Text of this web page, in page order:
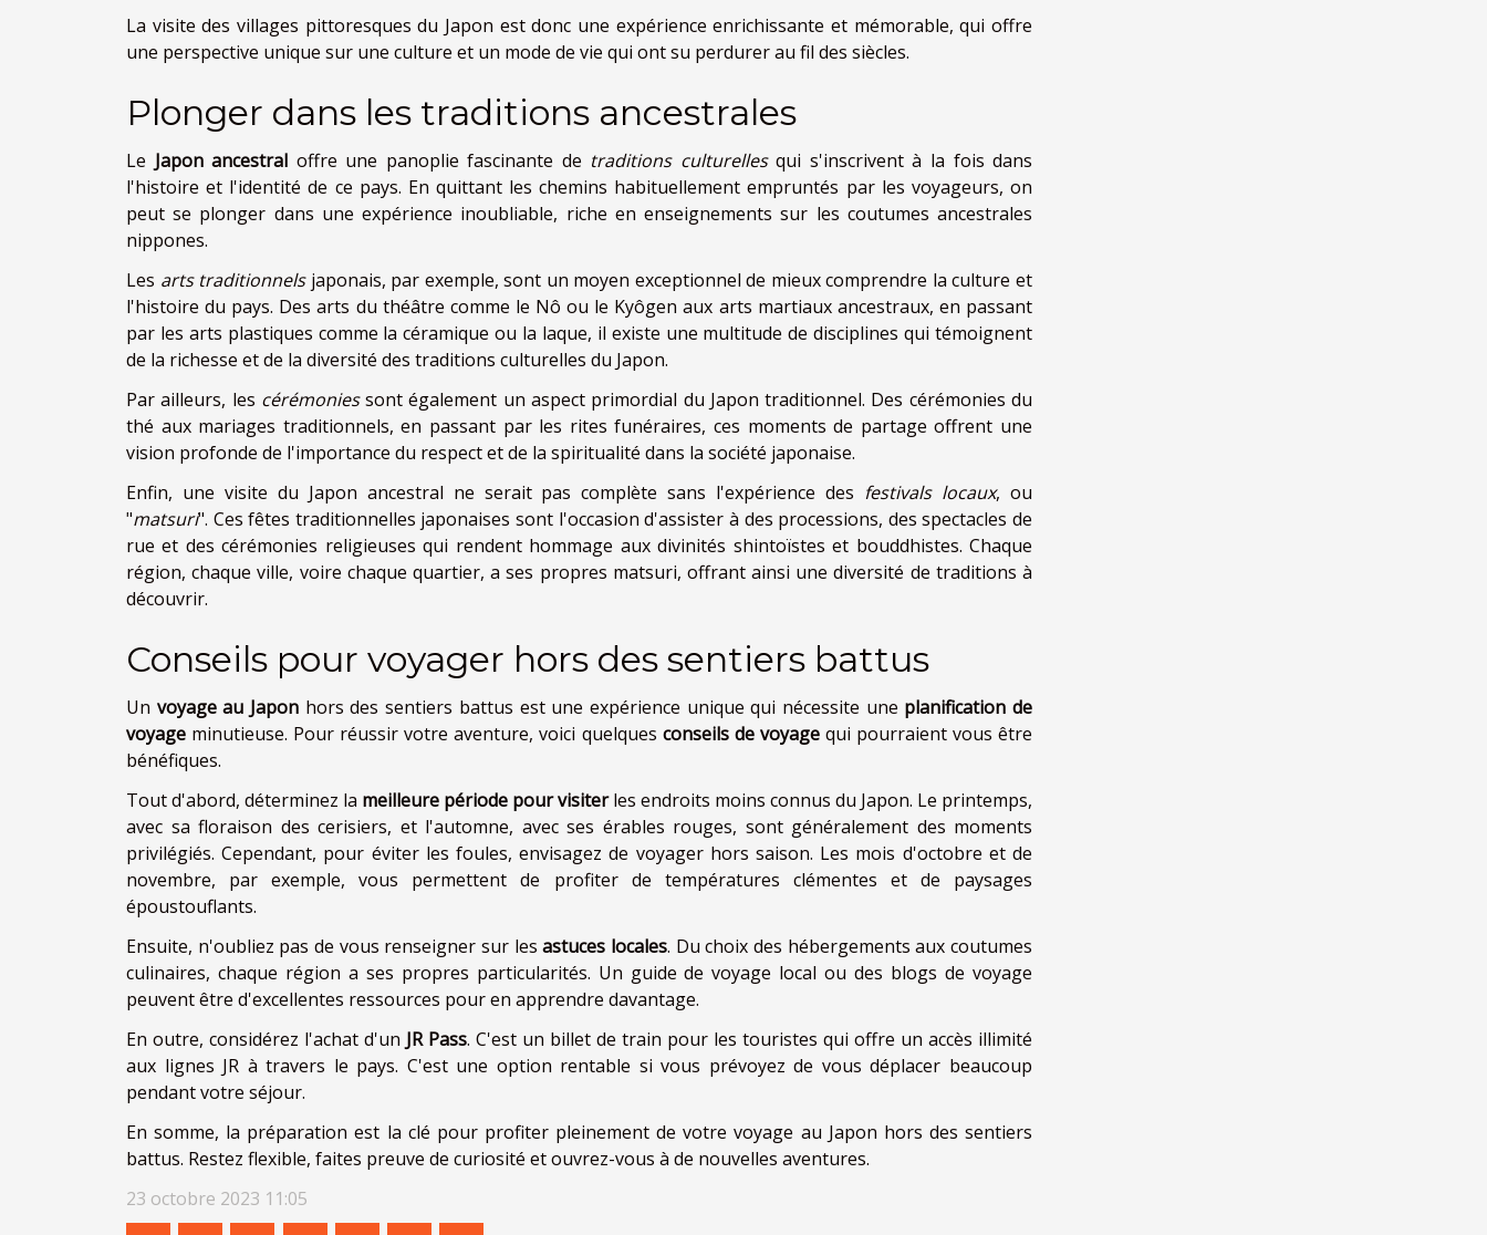
La visite des villages pittoresques du Japon est donc une expérience enrichissante et mémorable, qui offre
une perspective unique sur une culture et un mode de vie qui ont su perdurer au fil des siècles.
Plonger dans les traditions ancestrales
Le Japon ancestral offre une panoplie fascinante de traditions culturellesqui s'inscrivent à la fois dans
l'histoire et l'identité de ce pays. En quittant les chemins habituellement empruntés par les voyageurs, on
peut se plonger dans une expérience inoubliable, riche en enseignements sur les coutumes ancestrales
nippones.
Les arts traditionnelsjaponais, par exemple, sont un moyen exceptionnel de mieux comprendre la culture et
l'histoire du pays. Des arts du théâtre comme le Nô ou le Kyôgen aux arts martiaux ancestraux, en passant
par les arts plastiques comme la céramique ou la laque, il existe une multitude de disciplines qui témoignent
de la richesse et de la diversité des traditions culturelles du Japon.
Par ailleurs, les cérémoniessont également un aspect primordial du Japon traditionnel. Des cérémonies du
thé aux mariages traditionnels, en passant par les rites funéraires, ces moments de partage offrent une
vision profonde de l'importance du respect et de la spiritualité dans la société japonaise.
Enfin, une visite du Japon ancestral ne serait pas complète sans l'expérience des festivals locaux, ou
"matsuri". Ces fêtes traditionnelles japonaises sont l'occasion d'assister à des processions, des spectacles de
rue et des cérémonies religieuses qui rendent hommage aux divinités shintoïstes et bouddhistes. Chaque
région, chaque ville, voire chaque quartier, a ses propres matsuri, offrant ainsi une diversité de traditions à
découvrir.
Conseils pour voyager hors des sentiers battus
Un voyage au Japon hors des sentiers battus est une expérience unique qui nécessite une planification de
voyage minutieuse. Pour réussir votre aventure, voici quelques conseils de voyagequi pourraient vous être
bénéfiques.
Tout d'abord, déterminez la meilleure période pour visiterles endroits moins connus du Japon. Le printemps,
avec sa floraison des cerisiers, et l'automne, avec ses érables rouges, sont généralement des moments
privilégiés. Cependant, pour éviter les foules, envisagez de voyager hors saison. Les mois d'octobre et de
novembre, par exemple, vous permettent de profiter de températures clémentes et de paysages
époustouflants.
Ensuite, n'oubliez pas de vous renseigner sur lesastuces locales. Du choix des hébergements aux coutumes
culinaires, chaque région a ses propres particularités. Un guide de voyage local ou des blogs de voyage
peuvent être d'excellentes ressources pour en apprendre davantage.
En outre, considérez l'achat d'un JR Pass. C'est un billet de train pour les touristes qui offre un accès illimité
aux lignes JR à travers le pays. C'est une option rentable si vous prévoyez de vous déplacer beaucoup
pendant votre séjour.
En somme, la préparation est la clé pour profiter pleinement de votre voyage au Japon hors des sentiers
battus. Restez flexible, faites preuve de curiosité et ouvrez-vous à de nouvelles aventures.
23 octobre 2023 11:05